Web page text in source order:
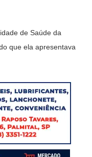
de Saúde da
que ela apresentava